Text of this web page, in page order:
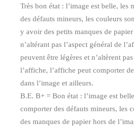
Très bon état : l’image est belle, les
des défauts mineurs, les couleurs
y avoir des petits manques de
n’altérant pas l’aspect général de
peuvent être légères et n’altèrent
l’affiche, l’affiche peut comporter
dans l’image et ailleurs.
B.E. B+ = Bon état : l’image est
comporter des défauts mineurs, les
des manques de papier hors de